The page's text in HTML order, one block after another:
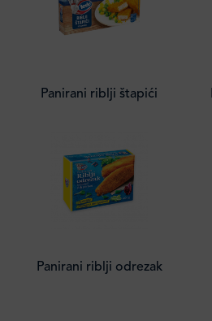
Panirani riblji štapići
Panirani riblji odrezak